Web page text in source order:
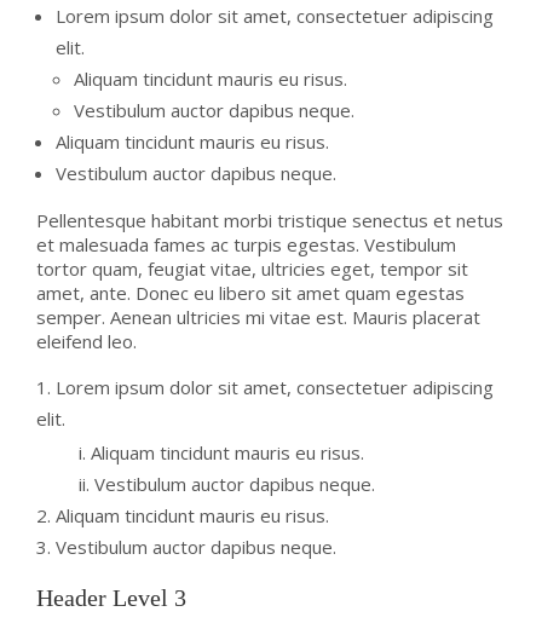
Lorem ipsum dolor sit amet, consectetuer adipiscing
elit.
Aliquam tincidunt mauris eu risus.
Vestibulum auctor dapibus neque.
Aliquam tincidunt mauris eu risus.
Vestibulum auctor dapibus neque.
Pellentesque habitant morbi tristique senectus et netus
et malesuada fames ac turpis egestas. Vestibulum
tortor quam, feugiat vitae, ultricies eget, tempor sit
amet, ante. Donec eu libero sit amet quam egestas
semper. Aenean ultricies mi vitae est. Mauris placerat
eleifend leo.
Lorem ipsum dolor sit amet, consectetuer adipiscing
elit.
Aliquam tincidunt mauris eu risus.
Vestibulum auctor dapibus neque.
Aliquam tincidunt mauris eu risus.
Vestibulum auctor dapibus neque.
Header Level 3